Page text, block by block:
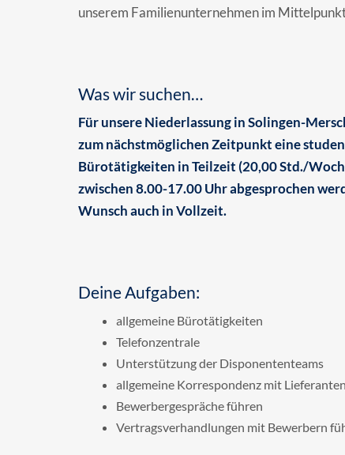
unserem Familienunternehmen im
Was wir suchen…
Für unsere Niederlassung in Solingen-
zum nächstmöglichen Zeitpunkt eine
Bürotätigkeiten in Teilzeit (20,00 Std./
zwischen 8.00-17.00 Uhr abgesprochen
Wunsch auch in Vollzeit.
Deine Aufgaben:
allgemeine Bürotätigkeiten
Telefonzentrale
Unterstützung der Disponententeams
allgemeine Korrespondenz mit
Bewerbergespräche führen
Vertragsverhandlungen mit Bewerbern